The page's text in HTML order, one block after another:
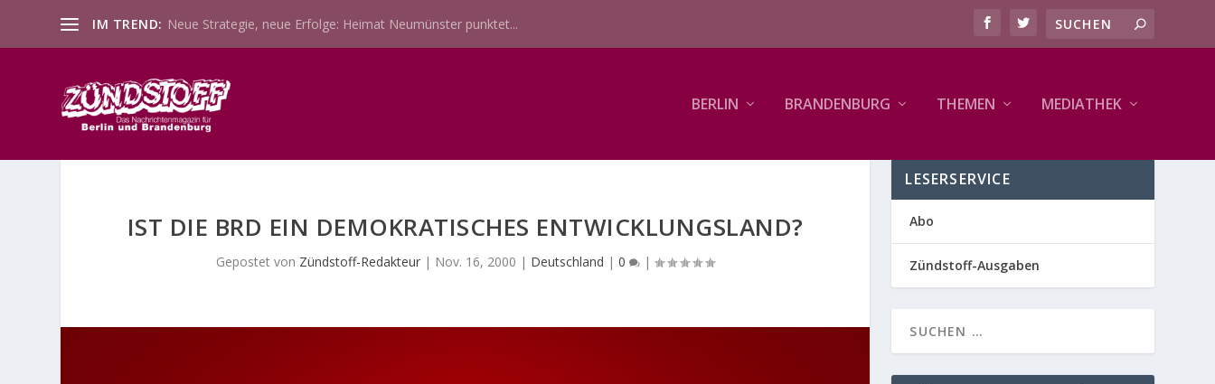
IM TREND: Neue Strategie, neue Erfolge: Heimat Neumünster punktet...
BERLIN BRANDENBURG THEMEN MEDIATHEK
IST DIE BRD EIN DEMOKRATISCHES ENTWICKLUNGSLAND?
Gepostet von Zündstoff-Redakteur | Nov. 16, 2000 | Deutschland |0 |
LESERSERVICE
Abo
Zündstoff-Ausgaben